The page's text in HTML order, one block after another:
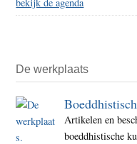
De werkplaats
Artikelen en
boeddhistische